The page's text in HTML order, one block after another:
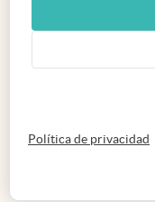
Política de privacidad